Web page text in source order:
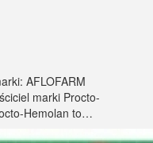
AFLOFARM
marki Procto-
Hemolan to…